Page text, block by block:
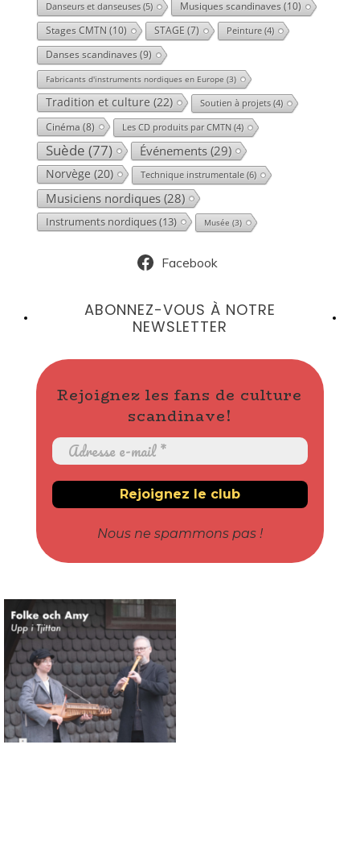
Danseurs et danseuses(5) Musiques scandinaves (10)
Stages CMTN (10) STAGE (7) Peinture(4)
Danses scandinaves (9)
Fabricants d'instruments nordiques en Europe (3)
Tradition et culture (22) Soutien à projets(4)
Cinéma (8) Les CD produits par CMTN(4)
Suède (77) Événements(29)
Norvège (20) Technique instrumentale(6)
Musiciens nordiques(28)
Instruments nordiques(13) Musée (3)
Facebook
ABONNEZ-VOUS À NOTRE
NEWSLETTER
Rejoignez les fans de culture
scandinave!
Nous ne spammons pas !